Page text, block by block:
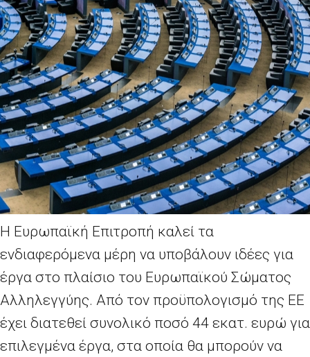
Η Ευρωπαϊκή Επιτροπή καλεί τα
ενδιαφερόμενα μέρη να υποβάλουν ιδέες για
έργα στο πλαίσιο του Ευρωπαϊκού Σώματος
Αλληλεγγύης. Από τον προϋπολογισμό της ΕΕ
έχει διατεθεί συνολικό ποσό 44 εκατ. ευρώ για
επιλεγμένα έργα, στα οποία θα μπορούν να